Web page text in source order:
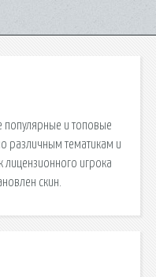
популярные и топовые
различным тематикам и
лицензионного игрока
скин.